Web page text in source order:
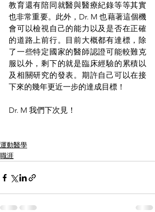
教育還有陪同就醫與醫療紀錄等等其實
也非常重要。此外，Dr. M 也藉著這個機
會可以檢視自己的能力以及是否在正確
的道路上前行。目前大概都有達標，除
了一些特定國家的醫師認證可能較難克
服以外，剩下的就是臨床經驗的累積以
及相關研究的發表。期許自己可以在接
下來的幾年更近一步的達成目標！
Dr. M 我們下次見！
運動醫學
職涯